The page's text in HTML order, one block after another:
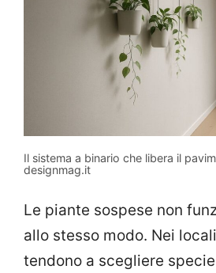
Il sistema a binario che libera il
designmag.it
Le piante sospese non
allo stesso modo. Nei
tendono a scegliere